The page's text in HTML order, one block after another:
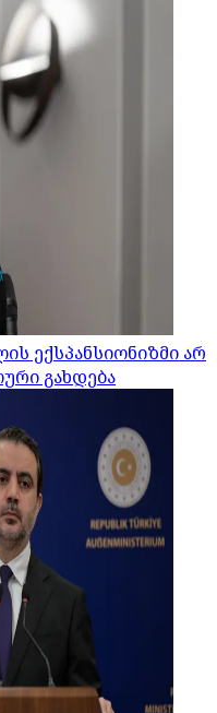
ექსპანსიონიზმი არ
გახდება